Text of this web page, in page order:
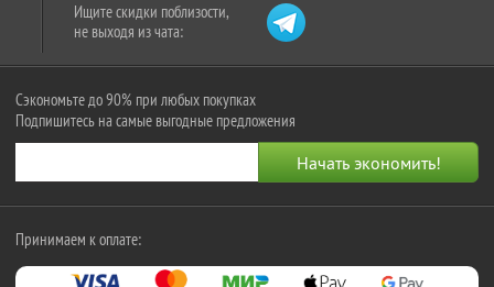
Ищите скидки поблизости,
не выходя из чата:
Сэкономьте до 90% при любых покупках
Подпишитесь на самые выгодные предложения
Принимаем к оплате: